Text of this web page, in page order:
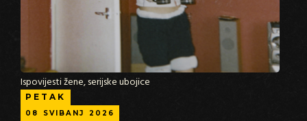
Ispovijesti žene, serijske ubojice
PETAK
08 SVIBANJ
2026